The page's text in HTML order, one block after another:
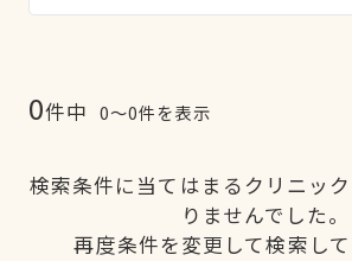
0件中 0〜0件を表示
検索条件に当てはまるクリニッ
りませんでした。
再度条件を変更して検索して